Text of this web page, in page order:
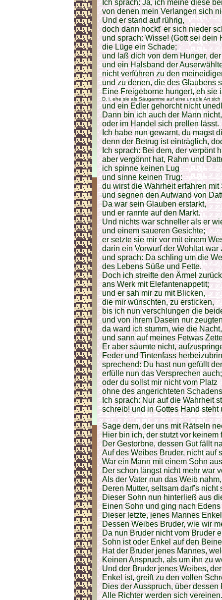
Ich sprach: Ja, ich meine diese
von denen mein Verlangen sich
Und er stand auf rührig,
doch dann hockt' er sich nieder
und sprach: Wisse! (Gott sei dein
die Lüge ein Schade;
und laß dich von dem Hunger,
und ein Halsband der
nicht verführen zu den
und zu denen, die des Glaubens
Eine Freigeborne hungert, eh sie
D. i. ehe sie als Säugamme auf eine unedle Art
und ein Edler gehorcht nicht
Dann bin ich auch der Mann
oder im Handel sich prellen lässt.
Ich habe nun gewarnt, du magst
denn der Betrug ist einträglich,
Ich sprach: Bei dem, der verpönt
aber vergönnt hat, Rahm und
ich spinne keinen Lug
und sinne keinen Trug:
du wirst die Wahrheit erfahren mit
und segnen den Aufwand von
Da war sein Glauben erstarkt,
und er rannte auf den Markt.
Und nichts war schneller als er
und einem saueren Gesichte;
er setzte sie mir vor mit einem
darin ein Vorwurf der Wohltat war
und sprach: Da schling um die
des Lebens Süße und Fette.
Doch ich streifte den Ärmel
ans Werk mit Elefantenappetit;
und er sah mir zu mit Blicken,
die mir wünschten, zu ersticken,
bis ich nun verschlungen die
und von ihrem Dasein nur
da ward ich stumm, wie die
und sann auf meines Fetwas
Er aber säumte nicht,
Feder und Tintenfass
sprechend: Du hast nun gefüllt
erfülle nun das Versprechen auch;
oder du sollst mir nicht vom Platz
ohne des angerichteten
Ich sprach: Nur auf die Wahrheit
schreib! und in Gottes Hand steht
Sage dem, der uns mit Rätseln
Hier bin ich, der stutzt vor keinem
Der Gestorbne, dessen Gut fällt
Auf des Weibes Bruder, nicht auf
War ein Mann mit einem Sohn
Der schon längst nicht mehr war
Als der Vater nun das Weib
Deren Mutter, seltsam darf's nicht
Dieser Sohn nun hinterließ aus
Einen Sohn und ging nach
Dieser letzte, jenes Mannes
Dessen Weibes Bruder, wie wir
Da nun Bruder nicht vom Bruder
Sohn ist oder Enkel auf den
Hat der Bruder jenes Mannes,
Keinen Anspruch, als um ihn zu
Und der Bruder jenes Weibes,
Enkel ist, greift zu den vollen
Dies der Ausspruch, über dessen
Alle Richter werden sich vereinen.